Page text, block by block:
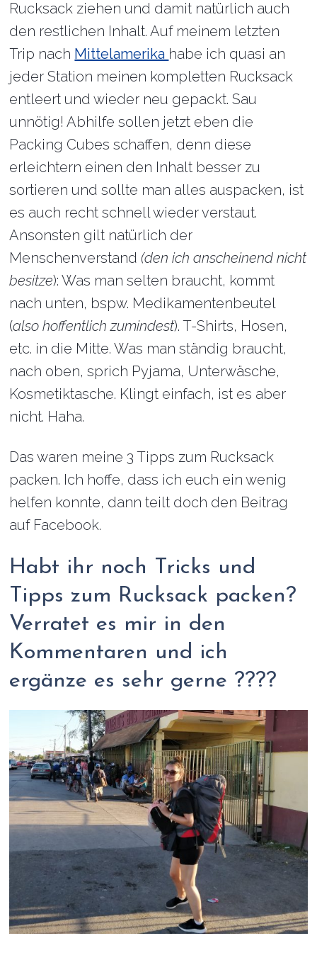
Rucksack ziehen und damit natürlich auch
den restlichen Inhalt. Auf meinem letzten
Trip nach Mittelamerika habe ich quasi an
jeder Station meinen kompletten Rucksack
entleert und wieder neu gepackt. Sau
unnötig! Abhilfe sollen jetzt eben die
Packing Cubes schaffen, denn diese
erleichtern einen den Inhalt besser zu
sortieren und sollte man alles auspacken, ist
es auch recht schnell wieder verstaut.
Ansonsten gilt natürlich der
Menschenverstand (den ich anscheinend nicht
besitze): Was man selten braucht, kommt
nach unten, bspw. Medikamentenbeutel
(also hoffentlich zumindest). T-Shirts, Hosen,
etc. in die Mitte. Was man ständig braucht,
nach oben, sprich Pyjama, Unterwäsche,
Kosmetiktasche. Klingt einfach, ist es aber
nicht. Haha.
Das waren meine 3 Tipps zum Rucksack
packen. Ich hoffe, dass ich euch ein wenig
helfen konnte, dann teilt doch den Beitrag
auf Facebook.
Habt ihr noch Tricks und
Tipps zum Rucksack packen?
Verratet es mir in den
Kommentaren und ich
ergänze es sehr gerne ????